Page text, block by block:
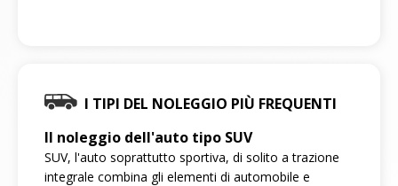
I TIPI DEL NOLEGGIO PIÙ FREQUENTI
Il noleggio dell'auto tipo SUV
SUV, l'auto soprattutto sportiva, di solito a trazione
integrale combina gli elementi di automobile e